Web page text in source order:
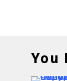
You